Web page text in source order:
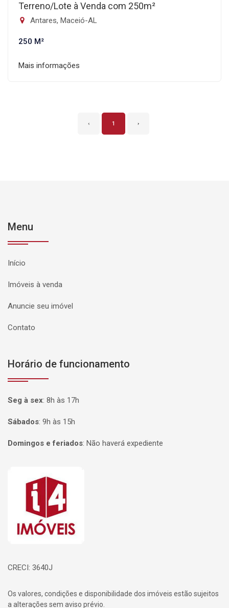
Terreno/Lote à Venda com 250m²
Antares, Maceió-AL
250 M²
Mais informações
‹ 1 ›
Menu
Início
Imóveis à venda
Anuncie seu imóvel
Contato
Horário de funcionamento
Seg à sex: 8h às 17h
Sábados: 9h às 15h
Domingos e feriados: Não haverá expediente
Página inicial
CRECI: 3640J
Os valores, condições e disponibilidade dos imóveis estão sujeitos
a alterações sem aviso prévio.